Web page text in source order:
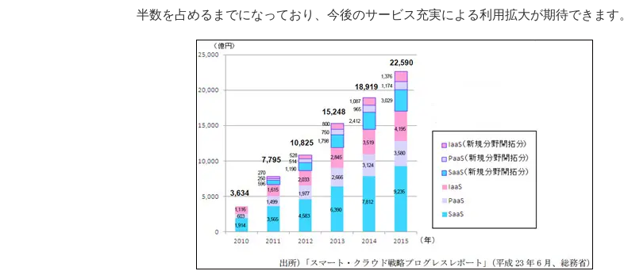
半数を占めるまでになっており、今後のサービス充実による利用拡大が期待できます。